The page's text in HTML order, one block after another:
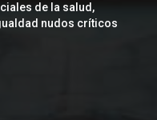
de la salud,
nudos críticos